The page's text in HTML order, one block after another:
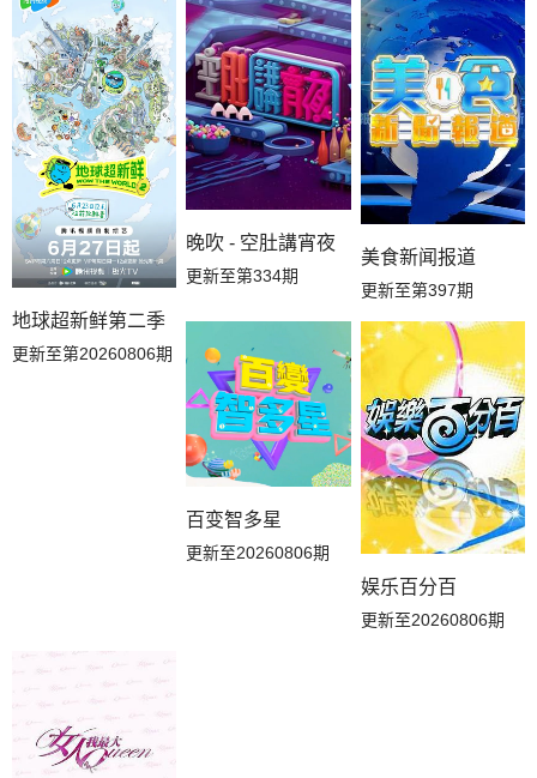
地球超新鲜第二季
更新至第20260806期
晚吹 - 空肚講宵夜
更新至第334期
美食新闻报道
更新至第397期
百变智多星
更新至20260806期
娱乐百分百
更新至20260806期